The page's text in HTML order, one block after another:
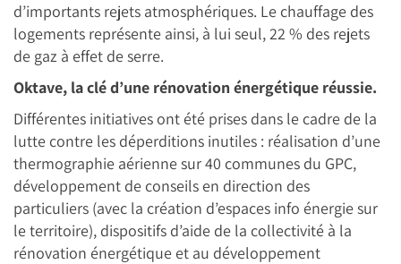
d’importants rejets atmosphériques. Le chauffage des
logements représente ainsi, à lui seul, 22 % des rejets
de gaz à effet de serre.
Oktave, la clé d’une rénovation énergétique réussie.
Différentes initiatives ont été prises dans le cadre de la
lutte contre les déperditions inutiles : réalisation d’une
thermographie aérienne sur 40 communes du GPC,
développement de conseils en direction des
particuliers (avec la création d’espaces info énergie sur
le territoire), dispositifs d’aide de la collectivité à la
rénovation énergétique et au développement